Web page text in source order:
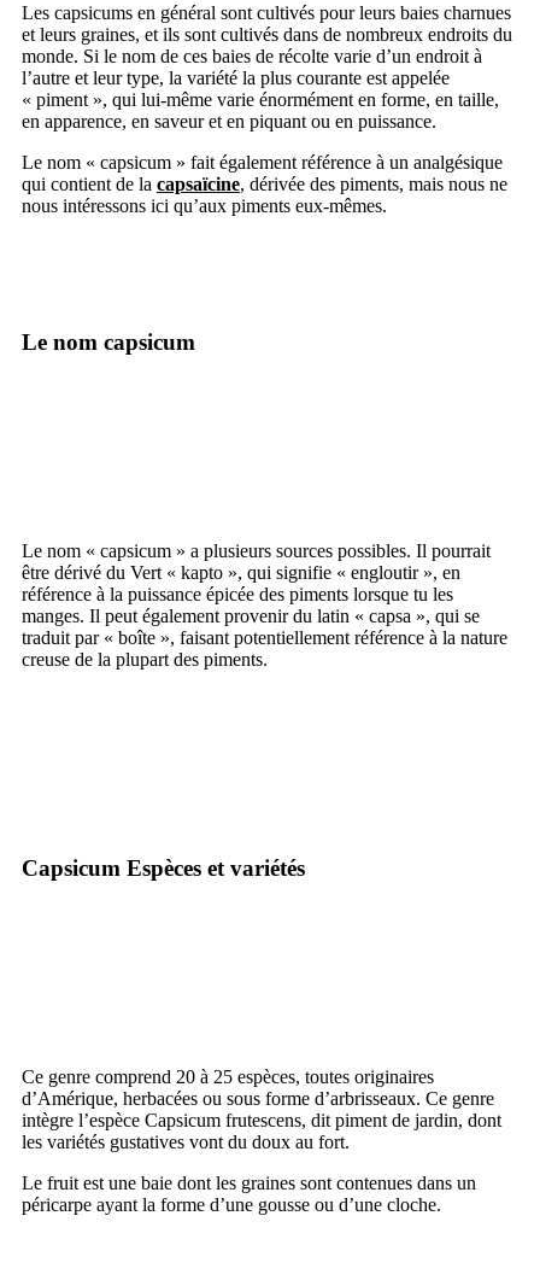
Les capsicums en général sont cultivés pour leurs baies charnues
et leurs graines, et ils sont cultivés dans de nombreux endroits du
monde. Si le nom de ces baies de récolte varie d’un endroit à
l’autre et leur type, la variété la plus courante est appelée
« piment », qui lui-même varie énormément en forme, en taille,
en apparence, en saveur et en piquant ou en puissance.
Le nom « capsicum » fait également référence à un analgésique
qui contient de la capsaïcine, dérivée des piments, mais nous ne
nous intéressons ici qu’aux piments eux-mêmes.
Le nom capsicum
Le nom « capsicum » a plusieurs sources possibles. Il pourrait
être dérivé du Vert « kapto », qui signifie « engloutir », en
référence à la puissance épicée des piments lorsque tu les
manges. Il peut également provenir du latin « capsa », qui se
traduit par « boîte », faisant potentiellement référence à la nature
creuse de la plupart des piments.
Capsicum Espèces et variétés
Ce genre comprend 20 à 25 espèces, toutes originaires
d’Amérique, herbacées ou sous forme d’arbrisseaux. Ce genre
intègre l’espèce Capsicum frutescens, dit piment de jardin, dont
les variétés gustatives vont du doux au fort.
Le fruit est une baie dont les graines sont contenues dans un
péricarpe ayant la forme d’une gousse ou d’une cloche.